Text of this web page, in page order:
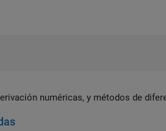
numéricas, y métodos de